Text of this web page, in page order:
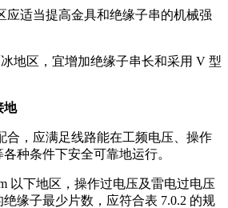
应适当提高金具和绝缘子串的机械强
地区，宜增加绝缘子串长和采用 V 型
地
合，应满足线路能在工频电压、操作
种条件下安全可靠地运行。
以下地区，操作过电压及雷电过电压
缘子最少片数，应符合表 7.0.2 的规